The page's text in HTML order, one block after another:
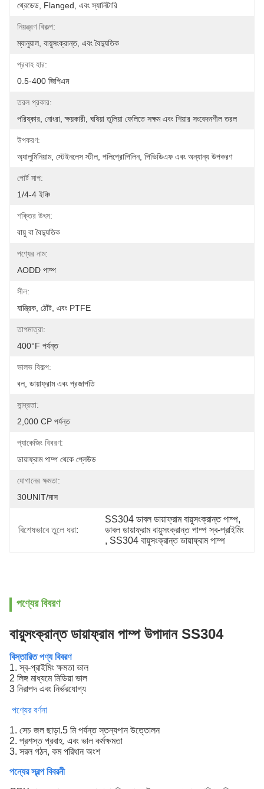
থ্রেডেড, Flanged, এবং স্যানিটারি
নিয়ন্ত্রণ বিকল্প:
ম্যানুয়াল, বায়ুসংক্রান্ত, এবং বৈদ্যুতিক
প্রবাহ হার:
0.5-400 জিপিএম
তরল প্রকার:
পরিষ্কার, নোংরা, ক্ষয়কারী, ঘষিয়া তুলিয়া ফেলিতে সক্ষম এবং শিয়ার সংবেদনশীল তরল
উপকরণ:
অ্যালুমিনিয়াম, স্টেইনলেস স্টীল, পলিপ্রোপিলিন, পিভিডিএফ এবং অন্যান্য উপকরণ
পোর্ট মাপ:
1/4-4 ইঞ্চি
শক্তির উৎস:
বায়ু বা বৈদ্যুতিক
পণ্যের নাম:
AODD পাম্প
সীল:
যান্ত্রিক, ঠোঁট, এবং PTFE
তাপমাত্রা:
400°F পর্যন্ত
ভালভ বিকল্প:
বল, ডায়াফ্রাম এবং প্রজাপতি
সান্দ্রতা:
2,000 CP পর্যন্ত
প্যাকেজিং বিবরণ:
ডায়াফ্রাম পাম্প থেকে প্লেউড
যোগানের ক্ষমতা:
30UNIT/মাস
বিশেষভাবে তুলে ধরা:
SS304 ডাবল ডায়াফ্রাম বায়ুসংক্রান্ত পাম্প,
ডাবল ডায়াফ্রাম বায়ুসংক্রান্ত পাম্প স্ব-প্রাইমিং
, SS304 বায়ুসংক্রান্ত ডায়াফ্রাম পাম্প
পণ্যের বিবরণ
বায়ুসংক্রান্ত ডায়াফ্রাম পাম্প উপাদান SS304
বিস্তারিত পণ্য বিবরণ
1. স্ব-প্রাইমিং ক্ষমতা ভাল
2 লিঙ্গ মাধ্যমে মিডিয়া ভাল
3 নিরাপদ এবং নির্ভরযোগ্য
পণ্যের বর্ণনা
1. সেচ জল ছাড়া.5 মি পর্যন্ত স্তন্যপান উত্তোলন
2. প্রশস্ত প্রবাহ, এবং ভাল কর্মক্ষমতা
3. সরল গঠন, কম পরিধান অংশ
পন্যের স্বল্প বিবরনী